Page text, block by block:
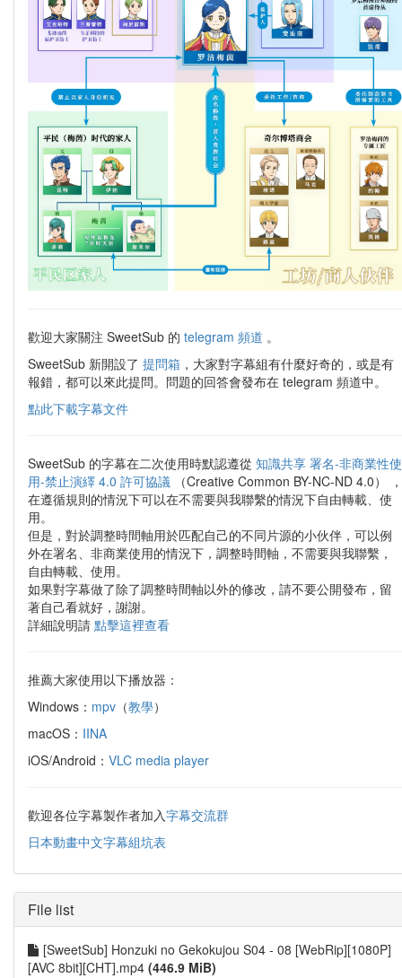
歡迎大家關注 SweetSub 的 telegram 頻道 。
SweetSub 新開設了 提問箱 ，大家對字幕組有什麼好奇的，或是有
報錯，都可以來此提問。問題的回答會發布在 telegram 頻道中。
點此下載字幕文件
SweetSub 的字幕在二次使用時默認遵從 知識共享 署名-非商業性使
用-禁止演繹 4.0 許可協議 （Creative Common BY-NC-ND 4.0） ，
在遵循規則的情況下可以在不需要與我聯繫的情況下自由轉載、使
用。
但是，對於調整時間軸用於匹配自己的不同片源的小伙伴，可以例
外在署名、非商業使用的情況下，調整時間軸，不需要與我聯繫，
自由轉載、使用。
如果對字幕做了除了調整時間軸以外的修改，請不要公開發布，留
著自己看就好，謝謝。
詳細說明請 點擊這裡查看
推薦大家使用以下播放器：
Windows： mpv （教學）
macOS： IINA
iOS/Android： VLC media player
歡迎各位字幕製作者加入字幕交流群
日本動畫中文字幕組坑表
File list
[SweetSub] Honzuki no Gekokujou S04 - 08 [WebRip][1080P]
[AVC 8bit][CHT].mp4 (446.9 MiB)